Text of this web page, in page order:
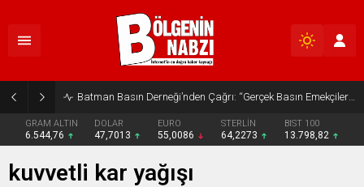
Batman Basın Derneği’nden Çağrı: “Gerçek Basın Emekçileri Desteklenmeli”
GRAM ALTIN
6.544,76
DOLAR
47,7013
EURO
55,0086
STERLİN
64,2273
BIST 100
13.798,82
kuvvetli kar yağışı